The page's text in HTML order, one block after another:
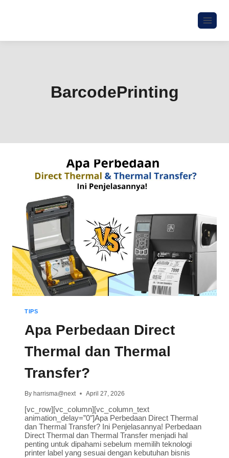
BarcodePrinting
TIPS
Apa Perbedaan Direct
Thermal dan Thermal
Transfer?
By harrisma@next April 27, 2026
[vc_row][vc_column][vc_column_text
animation_delay=”0″]Apa Perbedaan Direct Thermal
dan Thermal Transfer? Ini Penjelasannya! Perbedaan
Direct Thermal dan Thermal Transfer menjadi hal
penting untuk dipahami sebelum memilih teknologi
printer label yang sesuai dengan kebutuhan bisnis